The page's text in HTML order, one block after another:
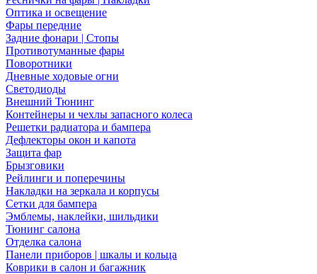
Оптика и освещение
Фары передние
Задние фонари | Стопы
Противотуманные фары
Поворотники
Дневные ходовые огни
Светодиоды
Внешний Тюнинг
Контейнеры и чехлы запасного колеса
Решетки радиатора и бампера
Дефлекторы окон и капота
Защита фар
Брызговики
Рейлинги и поперечины
Накладки на зеркала и корпусы
Сетки для бампера
Эмблемы, наклейки, шильдики
Тюнинг салона
Отделка салона
Панели приборов | шкалы и кольца
Коврики в салон и багажник